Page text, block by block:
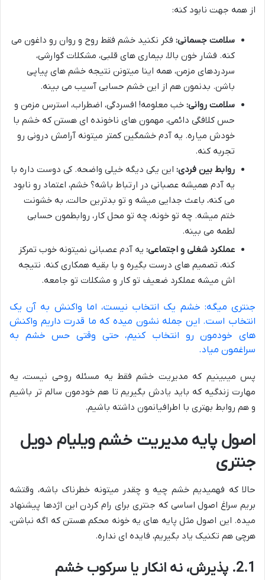
از همه جهت نابود کنه:
سلامت جسمانی: فکر نکنید خشم فقط روح و روان رو داغون می
کنه. فشار خون بالا، بیماری های قلبی، مشکلات گوارشی،
سردردهای مزمن، همه اینا میتونن نتیجه خشم های پیاپی
باشن. بدنمون هم از این خشم حسابی آسیب می بینه.
سلامت روانی: خب معلومه! افسردگی، اضطراب، استرس مزمن و
حس کلافگی دائمی، مهمون های ناخونده ای هستن که خشم با
خودش میاره. یه آدم خشمگین کمتر میتونه آرامش درونی رو
تجربه کنه.
روابط بین فردی: این یکی دیگه خیلی واضحه. کی دوست داره با
یه آدم همیشه عصبانی در ارتباط باشه؟ خشم، اعتماد رو نابود
می کنه، باعث جدایی میشه و تو بدترین حالت، به خشونت
ختم میشه. چه تو خونه، چه تو محل کار، روابطمون حسابی
لطمه می بینه.
عملکرد شغلی و اجتماعی: یه آدم عصبانی نمیتونه خوب تمرکز
کنه، تصمیم های درست بگیره و با بقیه همکاری کنه. نتیجه
اش میشه عملکرد ضعیف تو کار و مشکلات تو جامعه.
جنتری میگه: خشم یک انتخاب نیست، اما واکنش به آن یک
انتخاب است. این جمله نشون میده که ما قدرت داریم واکنش
های خودمون رو انتخاب کنیم، حتی وقتی حس خشم به
سراغمون میاد.
پس میبینیم که مدیریت خشم فقط یه مسئله روحی نیست، یه
مهارت زندگیه که باید یادش بگیریم تا هم خودمون سالم تر باشیم
و هم روابط بهتری با اطرافیانمون داشته باشیم.
اصول پایه مدیریت خشم ویلیام دویل
جنتری
حالا که فهمیدیم خشم چیه و چقدر میتونه خطرناک باشه، وقتشه
بریم سراغ اصول اساسی که جنتری برای رام کردن این اژدها پیشنهاد
میده. این اصول مثل پایه های یه خونه محکم هستن که اگه نباشن،
هرچی هم تکنیک یاد بگیریم، فایده ای نداره.
2.1. پذیرش، نه انکار یا سرکوب خشم